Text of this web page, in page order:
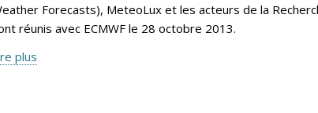
Forecasts), MeteoLux et les acteurs de la
réunis avec ECMWF le 28 octobre 2013.
plus